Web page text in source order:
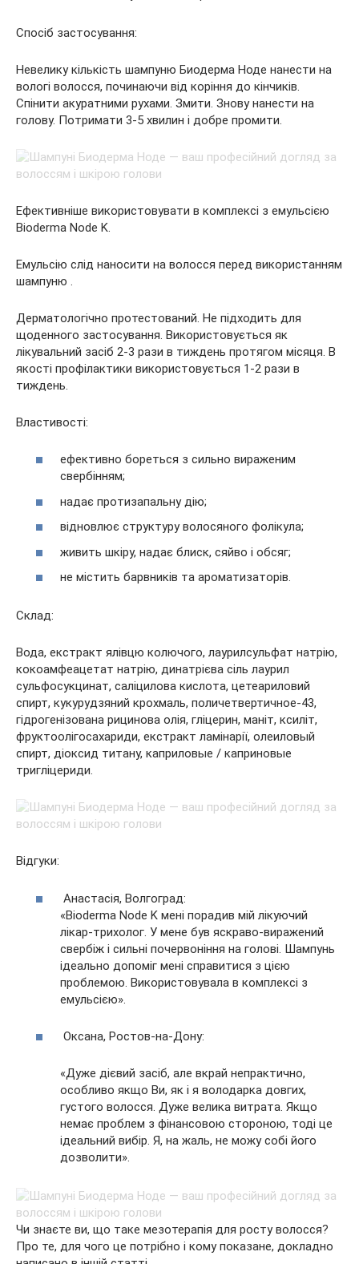
Спосіб застосування:
Невелику кількість шампуню Биодерма Ноде нанести на
вологі волосся, починаючи від коріння до кінчиків.
Спінити акуратними рухами. Змити. Знову нанести на
голову. Потримати 3-5 хвилин і добре промити.
Ефективніше використовувати в комплексі з емульсією
Bioderma Node K.
Емульсію слід наносити на волосся перед використанням
шампуню .
Дерматологічно протестований. Не підходить для
щоденного застосування. Використовується як
лікувальний засіб 2-3 рази в тиждень протягом місяця. В
якості профілактики використовується 1-2 рази в
тиждень.
Властивості:
ефективно бореться з сильно вираженим
свербінням;
надає протизапальну дію;
відновлює структуру волосяного фолікула;
живить шкіру, надає блиск, сяйво і обсяг;
не містить барвників та ароматизаторів.
Склад:
Вода, екстракт ялівцю колючого, лаурилсульфат натрію,
кокоамфеацетат натрію, динатрієва сіль лаурил
сульфосукцинат, саліцилова кислота, цетеариловий
спирт, кукурудзяний крохмаль, поличетвертичное-43,
гідрогенізована рицинова олія, гліцерин, маніт, ксиліт,
фруктоолігосахариди, екстракт ламінарії, олеиловый
спирт, діоксид титану, каприловые / каприновые
тригліцериди.
Відгуки:
Анастасія, Волгоград:
«Bioderma Node K мені порадив мій лікуючий
лікар-трихолог. У мене був яскраво-виражений
свербіж і сильні почервоніння на голові. Шампунь
ідеально допоміг мені справитися з цією
проблемою. Використовувала в комплексі з
емульсією».
Оксана, Ростов-на-Дону:
«Дуже дієвий засіб, але вкрай непрактично,
особливо якщо Ви, як і я володарка довгих,
густого волосся. Дуже велика витрата. Якщо
немає проблем з фінансовою стороною, тоді це
ідеальний вибір. Я, на жаль, не можу собі його
дозволити».
Чи знаєте ви, що таке мезотерапія для росту волосся?
Про те, для чого це потрібно і кому показане, докладно